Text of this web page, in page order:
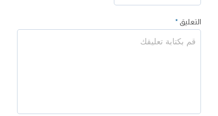
التعليق *